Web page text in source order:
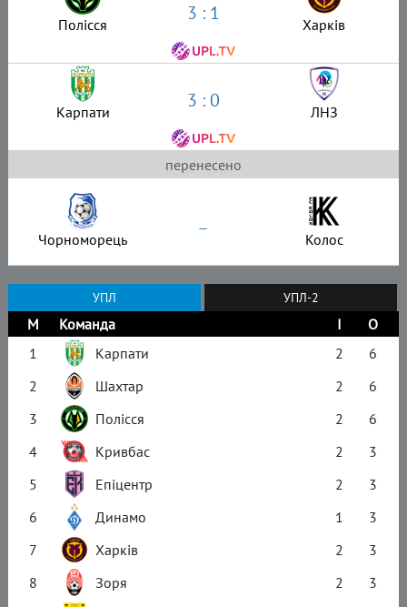
Полісся 3 : 1 Харків
Карпати 3 : 0 ЛНЗ
перенесено
Чорноморець – Колос
УПЛ УПЛ-2
М Команда І
О
1
Карпати 2
6
2
Шахтар 2
6
3
Полісся 2
6
4
Кривбас 2
3
5
Епіцентр 2
3
6
Динамо 1
3
7
Харків 2
3
8
Зоря 2
3